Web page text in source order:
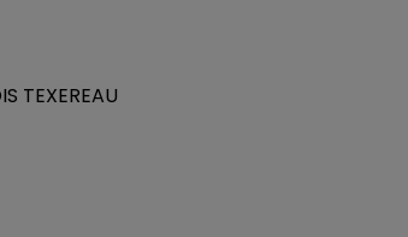
TEXEREAU